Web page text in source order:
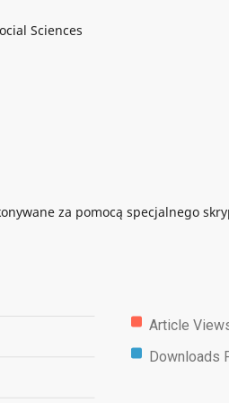
Sciences
za pomocą specjalnego